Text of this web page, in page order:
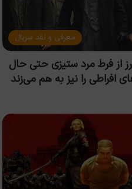
معرفی و نقد سریال
از فرط مرد ستیزی حتی حال
افراطی را نیز به هم می‌زند